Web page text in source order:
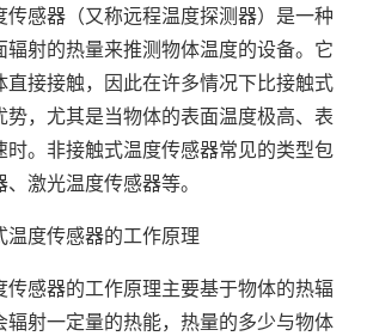
感器（又称远程温度探测器）是一种
射的热量来推测物体温度的设备。它
直接接触，因此在许多情况下比接触式
势，尤其是当物体的表面温度极高、表
时。非接触式温度传感器常见的类型包
激光温度传感器等。
度传感器的工作原理
感器的工作原理主要基于物体的热辐
辐射一定量的热能，热量的多少与物体